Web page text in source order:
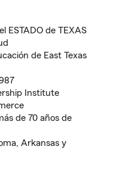
ESTADO de TEXAS
de East Texas
Institute
de 70 años de
Arkansas y